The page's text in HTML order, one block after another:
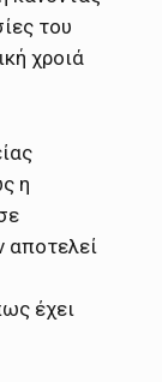
του
χροιά
η
αποτελεί
έχει